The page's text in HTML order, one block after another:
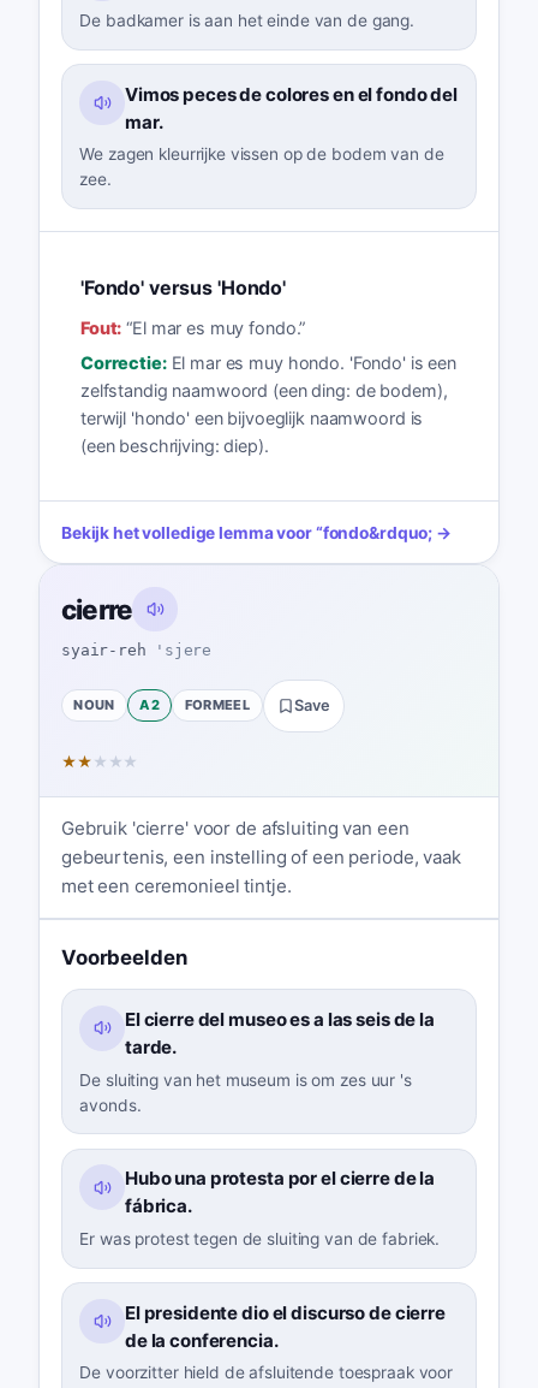
De badkamer is aan het einde van de gang.
Vimos peces de colores en el fondo del
mar.
We zagen kleurrijke vissen op de bodem van de
zee.
'Fondo' versus 'Hondo'
Fout: “El mar es muy fondo.”
Correctie: El mar es muy hondo. 'Fondo' is een
zelfstandig naamwoord (een ding: de bodem),
terwijl 'hondo' een bijvoeglijk naamwoord is
(een beschrijving: diep).
Bekijk het volledige lemma voor“fondo&rdquo; →
cierre
syair-reh 'sjere
NOUN A2 FORMEEL Save
★★ ★ ★ ★
Gebruik 'cierre' voor de afsluiting van een
gebeurtenis, een instelling of een periode, vaak
met een ceremonieel tintje.
Voorbeelden
El cierre del museo es a las seis de la
tarde.
De sluiting van het museum is om zes uur 's
avonds.
Hubo una protesta por el cierre de la
fábrica.
Er was protest tegen de sluiting van de fabriek.
El presidente dio el discurso de cierre
de la conferencia.
De voorzitter hield de afsluitende toespraak voor